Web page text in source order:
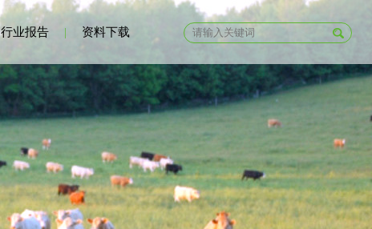
行业报告 | 资料下载